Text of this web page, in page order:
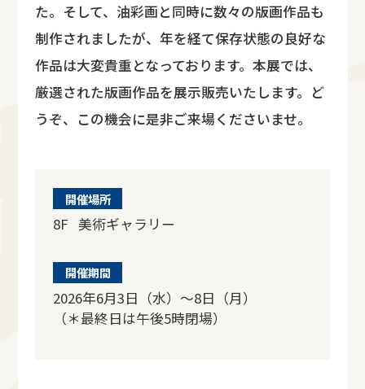
た。そして、油彩画と同時に数々の版画作品も
制作されましたが、年を経て保存状態の良好な
作品は大変貴重となっております。本展では、
厳選された版画作品を展示販売いたします。ど
うぞ、この機会に是非ご来場くださいませ。
開催場所
8F 美術ギャラリー
開催期間
2026年6月3日（水）～8日（月）
（＊最終日は午後5時閉場）